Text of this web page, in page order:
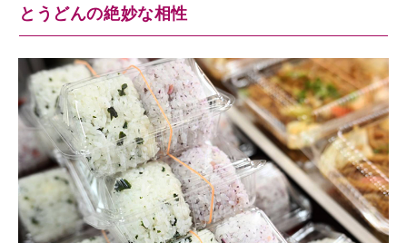
とうどんの絶妙な相性